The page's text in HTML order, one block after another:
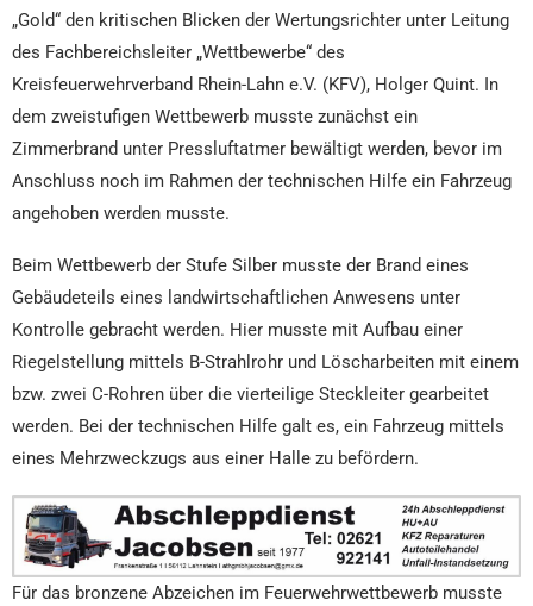
„Gold“ den kritischen Blicken der Wertungsrichter unter Leitung
des Fachbereichsleiter „Wettbewerbe“ des
Kreisfeuerwehrverband Rhein-Lahn e.V. (KFV), Holger Quint. In
dem zweistufigen Wettbewerb musste zunächst ein
Zimmerbrand unter Pressluftatmer bewältigt werden, bevor im
Anschluss noch im Rahmen der technischen Hilfe ein Fahrzeug
angehoben werden musste.
Beim Wettbewerb der Stufe Silber musste der Brand eines
Gebäudeteils eines landwirtschaftlichen Anwesens unter
Kontrolle gebracht werden. Hier musste mit Aufbau einer
Riegelstellung mittels B-Strahlrohr und Löscharbeiten mit einem
bzw. zwei C-Rohren über die vierteilige Steckleiter gearbeitet
werden. Bei der technischen Hilfe galt es, ein Fahrzeug mittels
eines Mehrzweckzugs aus einer Halle zu befördern.
Für das bronzene Abzeichen im Feuerwehrwettbewerb musste